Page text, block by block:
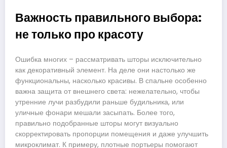
Важность правильного выбора:
не только про красоту
Ошибка многих – рассматривать шторы исключительно
как декоративный элемент. На деле они настолько же
функциональны, насколько красивы. В спальне особенно
важна защита от внешнего света: нежелательно, чтобы
утренние лучи разбудили раньше будильника, или
уличные фонари мешали засыпать. Более того,
правильно подобранные шторы могут визуально
скорректировать пропорции помещения и даже улучшить
микроклимат. К примеру, плотные портьеры помогают